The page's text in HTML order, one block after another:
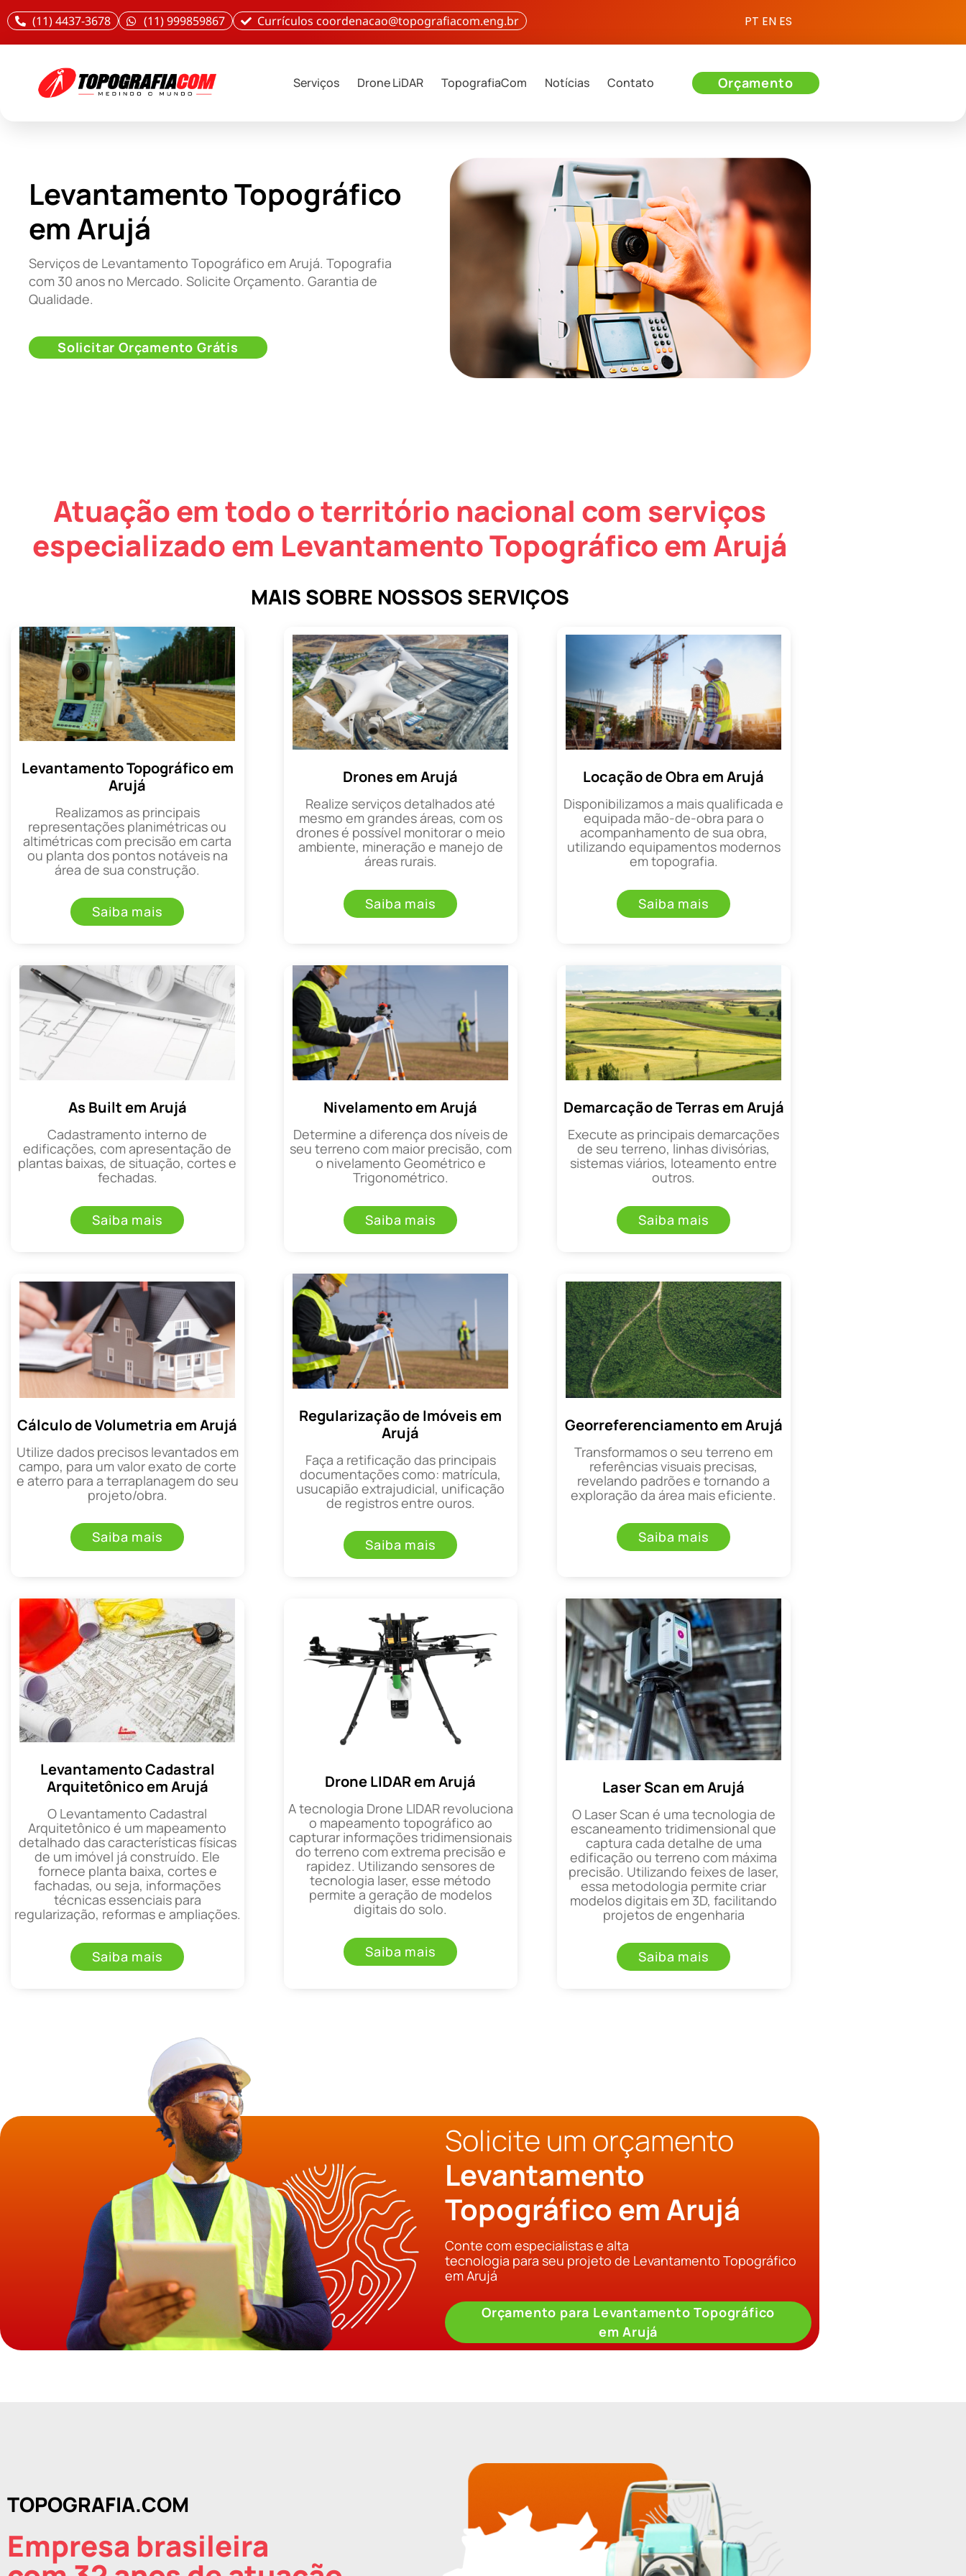
(11) 4437-3678 (11) 999859867 Currículos coordenacao@topografiacom.eng.br PT EN ES
Serviços Drone LiDAR TopografiaCom Notícias Contato Orçamento
Levantamento Topográfico
em Arujá
Serviços de Levantamento Topográfico em Arujá. Topografia
com 30 anos no Mercado. Solicite Orçamento. Garantia de
Qualidade.
Solicitar Orçamento Grátis
Atuação em todo o território nacional com serviços
especializado em Levantamento Topográfico em Arujá
MAIS SOBRE NOSSOS SERVIÇOS
Levantamento Topográfico em
Arujá
Realizamos as principais
representações planimétricas ou
altimétricas com precisão em carta
ou planta dos pontos notáveis na
área de sua construção.
Saiba mais
Drones em Arujá
Realize serviços detalhados até
mesmo em grandes áreas, com os
drones é possível monitorar o meio
ambiente, mineração e manejo de
áreas rurais.
Saiba mais
Locação de Obra em Arujá
Disponibilizamos a mais qualificada e
equipada mão-de-obra para o
acompanhamento de sua obra,
utilizando equipamentos modernos
em topografia.
Saiba mais
As Built em Arujá
Cadastramento interno de
edificações, com apresentação de
plantas baixas, de situação, cortes e
fechadas.
Saiba mais
Nivelamento em Arujá
Determine a diferença dos níveis de
seu terreno com maior precisão, com
o nivelamento Geométrico e
Trigonométrico.
Saiba mais
Demarcação de Terras em Arujá
Execute as principais demarcações
de seu terreno, linhas divisórias,
sistemas viários, loteamento entre
outros.
Saiba mais
Cálculo de Volumetria em Arujá
Utilize dados precisos levantados em
campo, para um valor exato de corte
e aterro para a terraplanagem do seu
projeto/obra.
Saiba mais
Regularização de Imóveis em
Arujá
Faça a retificação das principais
documentações como: matrícula,
usucapião extrajudicial, unificação
de registros entre ouros.
Saiba mais
Georreferenciamento em Arujá
Transformamos o seu terreno em
referências visuais precisas,
revelando padrões e tornando a
exploração da área mais eficiente.
Saiba mais
Levantamento Cadastral
Arquitetônico em Arujá
O Levantamento Cadastral
Arquitetônico é um mapeamento
detalhado das características físicas
de um imóvel já construído. Ele
fornece planta baixa, cortes e
fachadas, ou seja, informações
técnicas essenciais para
regularização, reformas e ampliações.
Saiba mais
Drone LIDAR em Arujá
A tecnologia Drone LIDAR revoluciona
o mapeamento topográfico ao
capturar informações tridimensionais
do terreno com extrema precisão e
rapidez. Utilizando sensores de
tecnologia laser, esse método
permite a geração de modelos
digitais do solo.
Saiba mais
Laser Scan em Arujá
O Laser Scan é uma tecnologia de
escaneamento tridimensional que
captura cada detalhe de uma
edificação ou terreno com máxima
precisão. Utilizando feixes de laser,
essa metodologia permite criar
modelos digitais em 3D, facilitando
projetos de engenharia
Saiba mais
Solicite um orçamento
Levantamento
Topográfico em Arujá
Conte com especialistas e alta
tecnologia para seu projeto de Levantamento Topográfico
em Arujá
Orçamento para Levantamento Topográfico
em Arujá
TOPOGRAFIA.COM
Empresa brasileira